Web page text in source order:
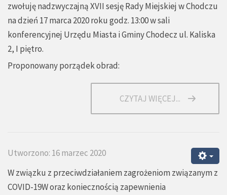
zwołuję nadzwyczajną XVII sesję Rady Miejskiej w Chodczu
na dzień 17 marca 2020 roku godz. 13:00 w sali
konferencyjnej Urzędu Miasta i Gminy Chodecz ul. Kaliska
2, I piętro.
Proponowany porządek obrad:
CZYTAJ WIĘCEJ...
Utworzono: 16 marzec 2020
W związku z przeciwdziałaniem zagrożeniom związanym z
COVID-19W oraz koniecznością zapewnienia